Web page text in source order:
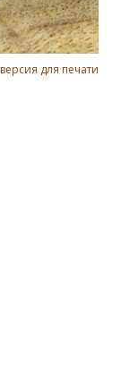
версия для печати